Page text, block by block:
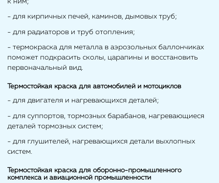
- для кирпичных печей, каминов, дымовых труб;
- для радиаторов и труб отопления;
- термокраска для металла в аэрозольных баллончиках
поможет подкрасить сколы, царапины и восстановить
первоначальный вид.
Термостойкая краска для автомобилей и мотоциклов
- для двигателя и нагревающихся деталей;
- для суппортов, тормозных барабанов, нагревающиеся
деталей тормозных систем;
- для глушителей, нагревающихся детали выхлопных
систем.
Термостойкая краска для оборонно-промышленного
комплекса и авиационной промышленности